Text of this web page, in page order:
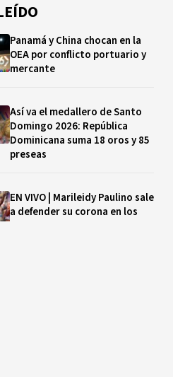
Panamá y China chocan en la
OEA por conflicto portuario y
mercante
Así va el medallero de Santo
Domingo 2026: República
Dominicana suma 18 oros y 85
preseas
EN VIVO | Marileidy Paulino sale
a defender su corona en los